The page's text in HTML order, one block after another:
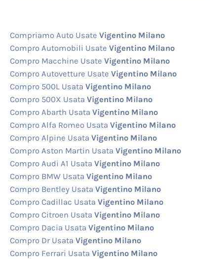
Compriamo Auto Usate Vigentino Milano
Compro Automobili Usate Vigentino Milano
Compro Macchine Usate Vigentino Milano
Compro Autovetture Usate Vigentino Milano
Compro 500L Usata Vigentino Milano
Compro 500X Usata Vigentino Milano
Compro Abarth Usata Vigentino Milano
Compro Alfa Romeo Usata Vigentino Milano
Compro Alpine Usata Vigentino Milano
Compro Aston Martin Usata Vigentino Milano
Compro Audi A1 Usata Vigentino Milano
Compro BMW Usata Vigentino Milano
Compro Bentley Usata Vigentino Milano
Compro Cadillac Usata Vigentino Milano
Compro Citroen Usata Vigentino Milano
Compro Dacia Usata Vigentino Milano
Compro Dr Usata Vigentino Milano
Compro Ferrari Usata Vigentino Milano